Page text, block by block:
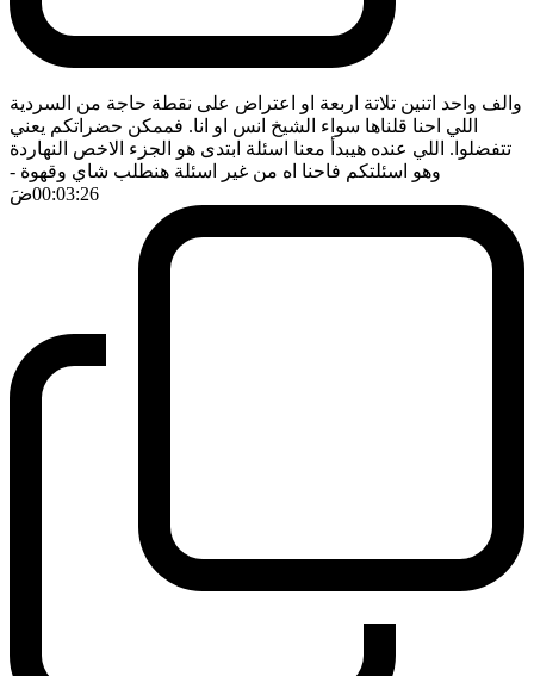
والف واحد اتنين تلاتة اربعة او اعتراض على نقطة حاجة من السردية
اللي احنا قلناها سواء الشيخ انس او انا. فممكن حضراتكم يعني
تتفضلوا. اللي عنده هيبدأ معنا اسئلة ابتدى هو الجزء الاخص النهاردة
وهو اسئلتكم فاحنا اه من غير اسئلة هنطلب شاي وقهوة -
00:03:26ضَ